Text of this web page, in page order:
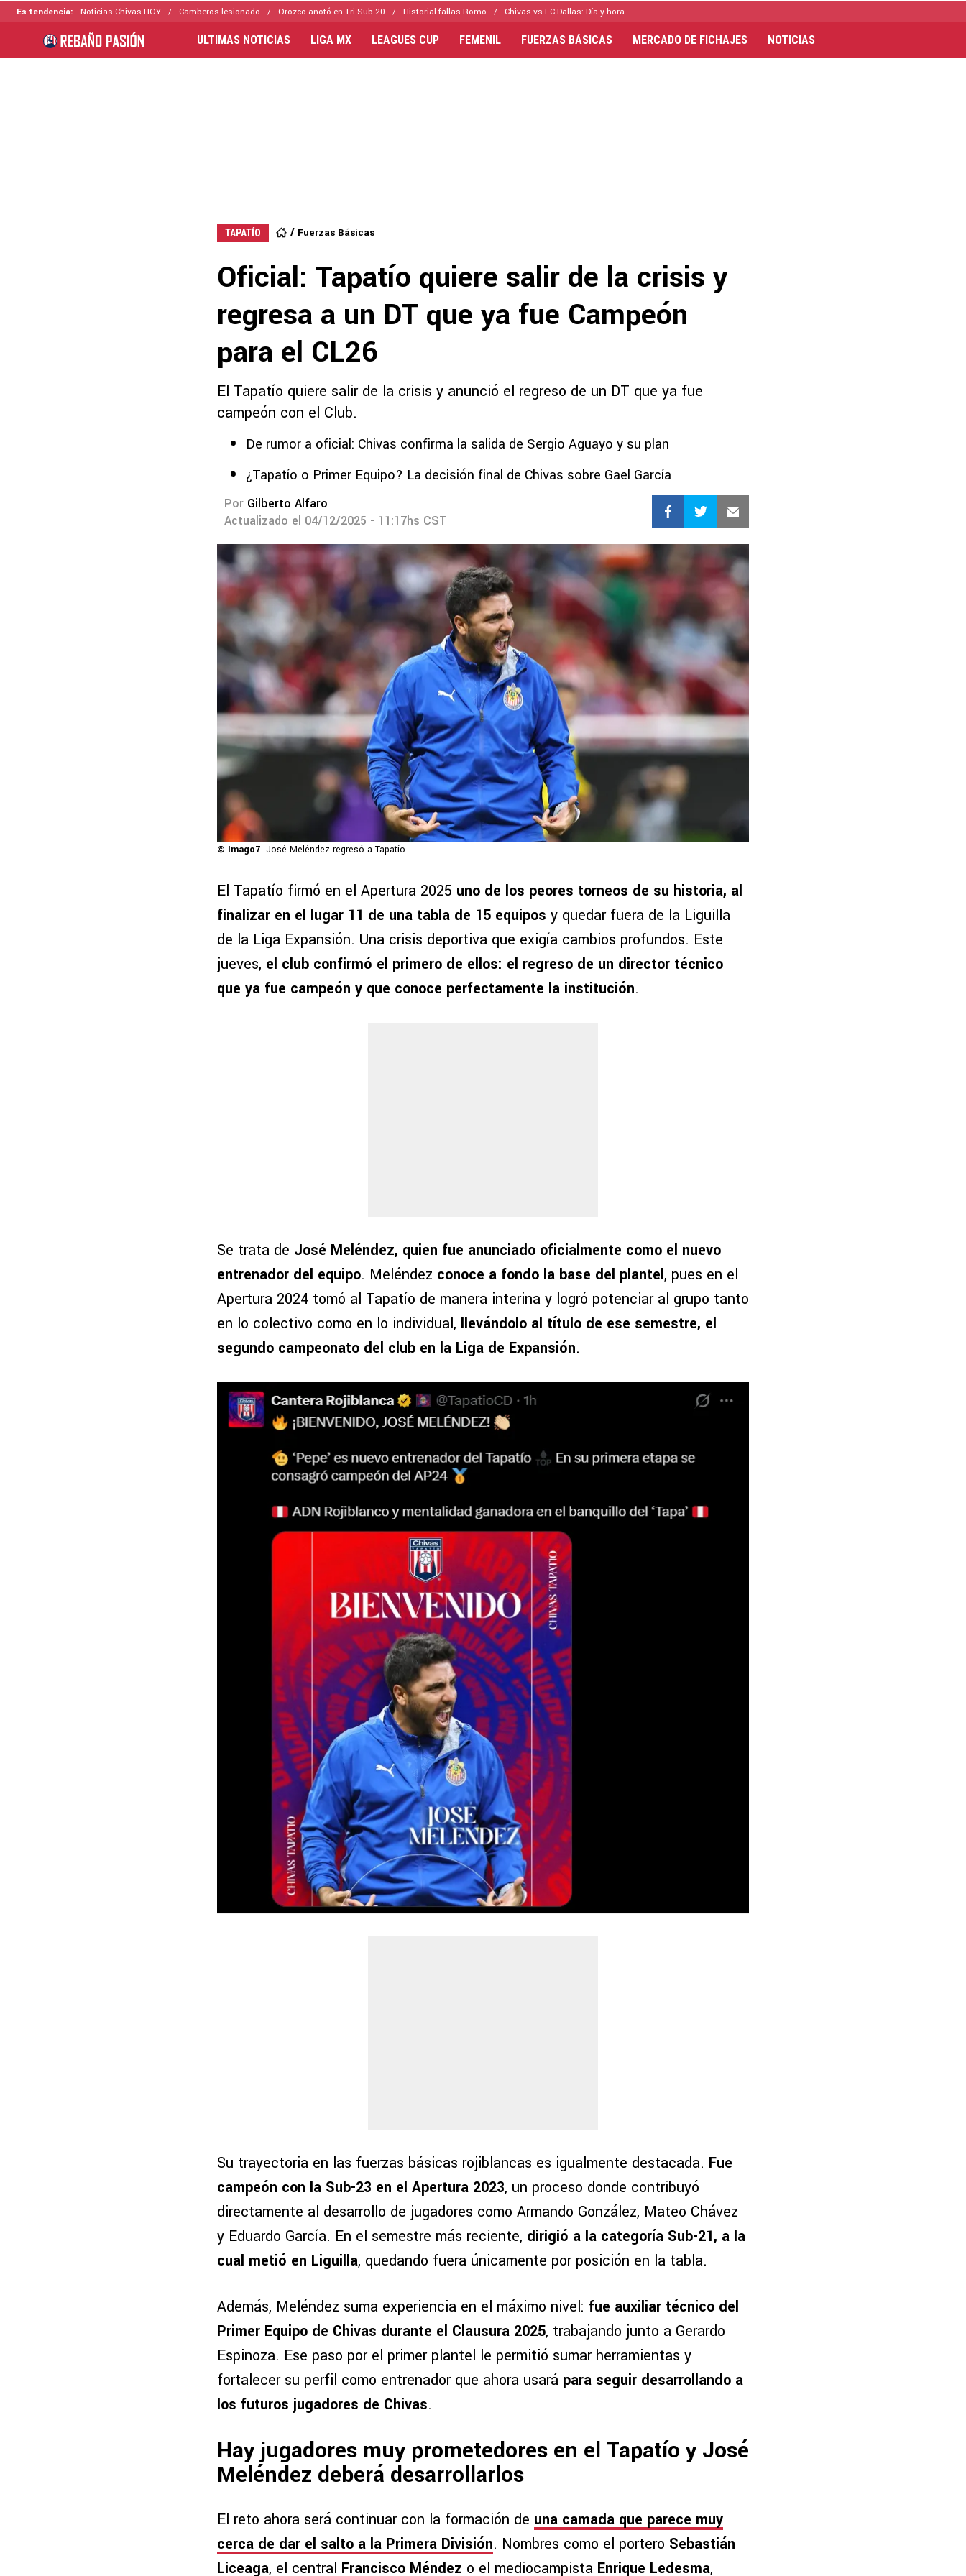
Es tendencia: Noticias Chivas HOY Camberos lesionado Orozco anotó en Tri Sub-20 Historial fallas Romo Chivas vs FC Dallas: Día y hora
ULTIMAS NOTICIAS LIGA MX LEAGUES CUP FEMENIL FUERZAS BÁSICAS MERCADO DE FICHAJES NOTICIAS
TAPATÍO Fuerzas Básicas
Oficial: Tapatío quiere salir de la crisis y
regresa a un DT que ya fue Campeón
para el CL26
El Tapatío quiere salir de la crisis y anunció el regreso de un DT que ya fue
campeón con el Club.
De rumor a oficial: Chivas confirma la salida de Sergio Aguayo y su plan
¿Tapatío o Primer Equipo? La decisión final de Chivas sobre Gael García
Por Gilberto Alfaro
Actualizado el 04/12/2025 - 11:17hs CST
© Imago7 José Meléndez regresó a Tapatío.
El Tapatío firmó en el Apertura 2025 uno de los peores torneos de su historia, al
finalizar en el lugar 11 de una tabla de 15 equipos y quedar fuera de la Liguilla
de la Liga Expansión. Una crisis deportiva que exigía cambios profundos. Este
jueves, el club confirmó el primero de ellos: el regreso de un director técnico
que ya fue campeón y que conoce perfectamente la institución.
Se trata de José Meléndez, quien fue anunciado oficialmente como el nuevo
entrenador del equipo. Meléndez conoce a fondo la base del plantel, pues en el
Apertura 2024 tomó al Tapatío de manera interina y logró potenciar al grupo tanto
en lo colectivo como en lo individual, llevándolo al título de ese semestre, el
segundo campeonato del club en la Liga de Expansión.
Su trayectoria en las fuerzas básicas rojiblancas es igualmente destacada. Fue
campeón con la Sub-23 en el Apertura 2023, un proceso donde contribuyó
directamente al desarrollo de jugadores como Armando González, Mateo Chávez
y Eduardo García. En el semestre más reciente, dirigió a la categoría Sub-21, a la
cual metió en Liguilla, quedando fuera únicamente por posición en la tabla.
Además, Meléndez suma experiencia en el máximo nivel: fue auxiliar técnico del
Primer Equipo de Chivas durante el Clausura 2025, trabajando junto a Gerardo
Espinoza. Ese paso por el primer plantel le permitió sumar herramientas y
fortalecer su perfil como entrenador que ahora usará para seguir desarrollando a
los futuros jugadores de Chivas.
Hay jugadores muy prometedores en el Tapatío y José
Meléndez deberá desarrollarlos
El reto ahora será continuar con la formación de una camada que parece muy
cerca de dar el salto a la Primera División. Nombres como el portero Sebastián
Liceaga, el central Francisco Méndez o el mediocampista Enrique Ledesma,